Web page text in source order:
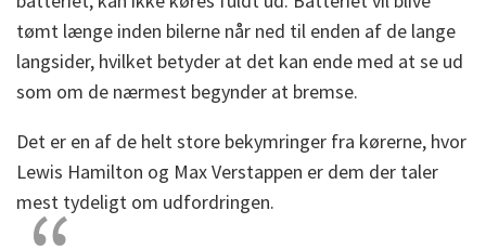
tømt længe inden bilerne når ned til enden af de lange
langsider, hvilket betyder at det kan ende med at se ud
som om de nærmest begynder at bremse.
Det er en af de helt store bekymringer fra kørerne, hvor
Lewis Hamilton og Max Verstappen er dem der taler
mest tydeligt om udfordringen.